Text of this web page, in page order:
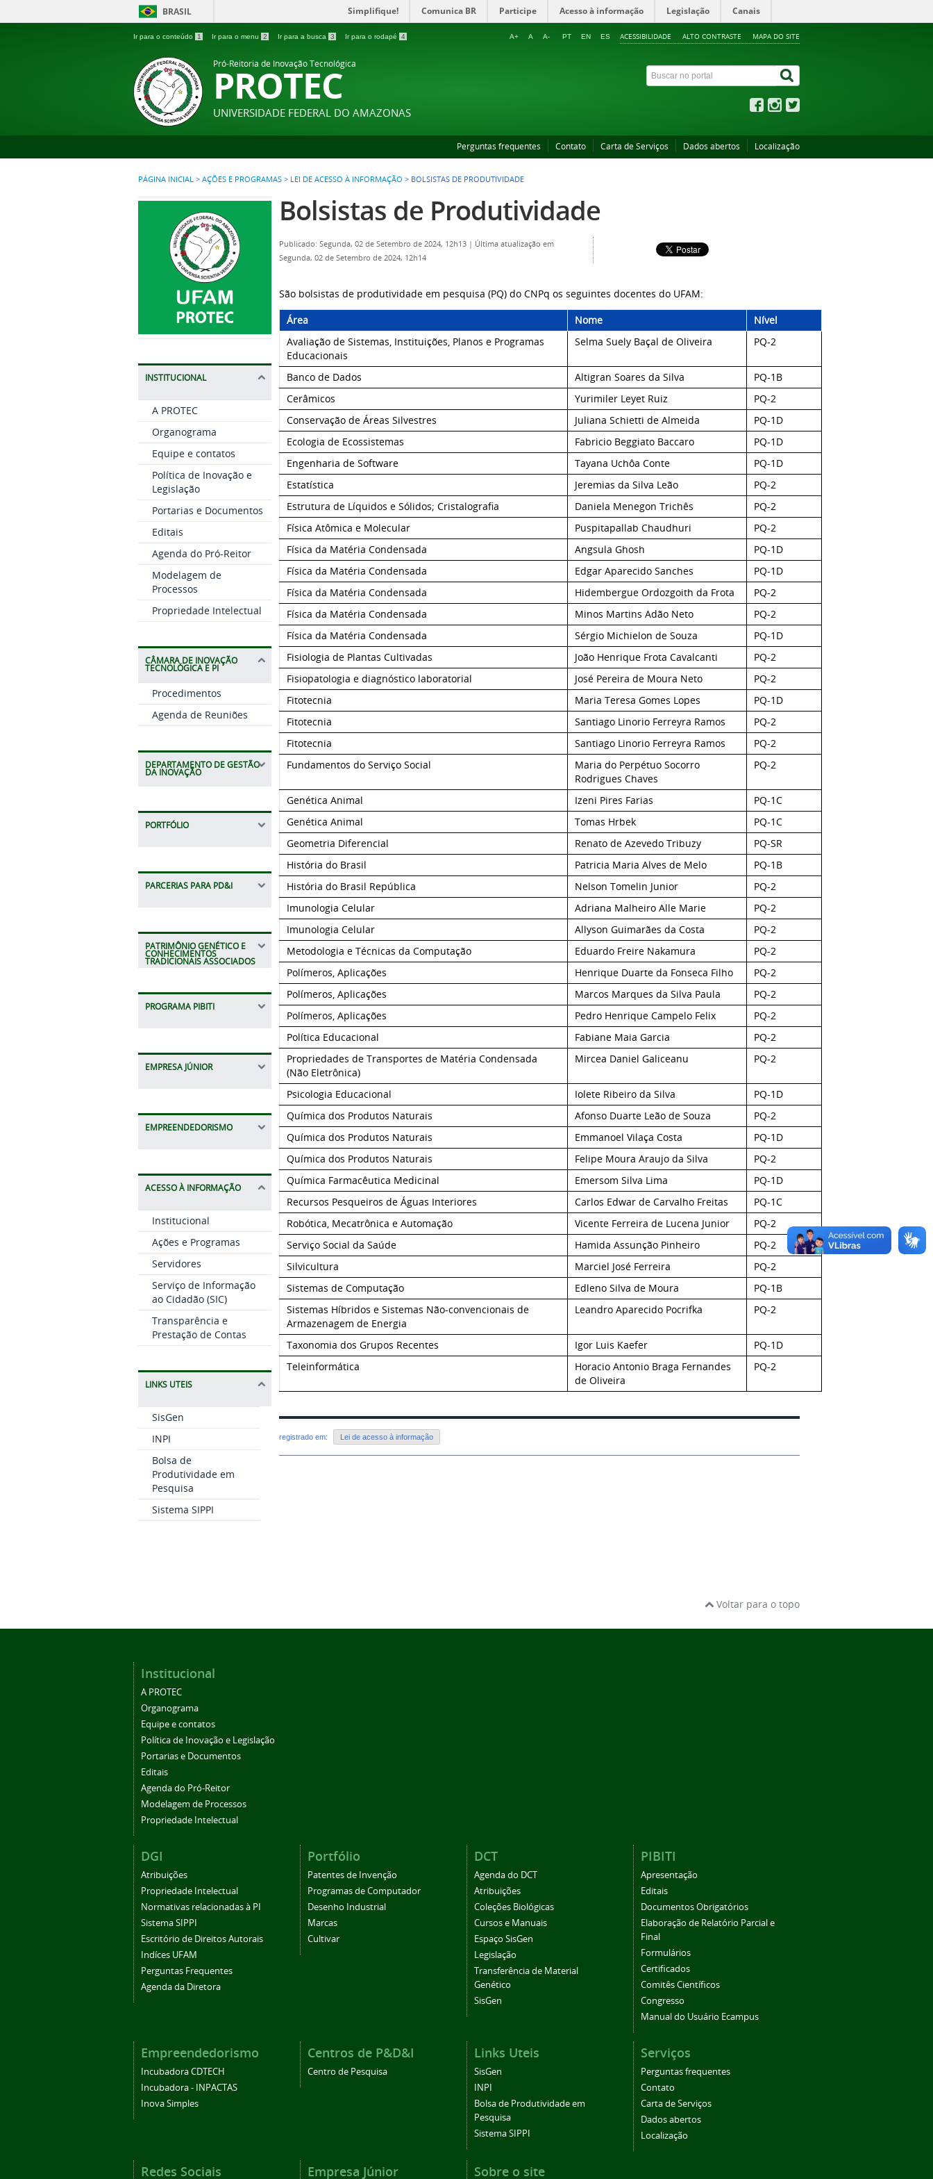
BRASIL Simplifique! Comunica BR Participe Acesso à informação Legislação Canais
Ir para o conteúdo 1 Ir para o menu 2 Ir para a busca 3 Ir para o rodapé 4 ACESSIBILIDADE ALTO CONTRASTE MAPA DO SITE
A+ A A- PT EN ES
Pró-Reitoria de Inovação Tecnológica
PROTEC
UNIVERSIDADE FEDERAL DO AMAZONAS
Perguntas frequentes Contato Carta de Serviços Dados abertos Localização
PÁGINA INICIAL > AÇÕES E PROGRAMAS > LEI DE ACESSO À INFORMAÇÃO > BOLSISTAS DE PRODUTIVIDADE
INSTITUCIONAL
A PROTEC
Organograma
Equipe e contatos
Política de Inovação e
Legislação
Portarias e Documentos
Editais
Agenda do Pró-Reitor
Modelagem de
Processos
Propriedade Intelectual
CÂMARA DE INOVAÇÃO
TECNOLÓGICA E PI
Procedimentos
Agenda de Reuniões
DEPARTAMENTO DE GESTÃO
DA INOVAÇÃO
PORTFÓLIO
PARCERIAS PARA PD&I
PATRIMÔNIO GENÉTICO E
CONHECIMENTOS
TRADICIONAIS ASSOCIADOS
PROGRAMA PIBITI
EMPRESA JÚNIOR
EMPREENDEDORISMO
ACESSO À INFORMAÇÃO
Institucional
Ações e Programas
Servidores
Serviço de Informação
ao Cidadão (SIC)
Transparência e
Prestação de Contas
LINKS UTEIS
SisGen
INPI
Bolsa de
Produtividade em
Pesquisa
Sistema SIPPI
Bolsistas de Produtividade
Publicado: Segunda, 02 de Setembro de 2024, 12h13 | Última atualização em
Segunda, 02 de Setembro de 2024, 12h14
São bolsistas de produtividade em pesquisa (PQ) do CNPq os seguintes docentes do UFAM:
Área
Nome
Nível
Avaliação de Sistemas, Instituições, Planos e Programas
Educacionais
Selma Suely Baçal de Oliveira PQ-2
Banco de Dados Altigran Soares da Silva
PQ-1B
Cerâmicos
Yurimiler Leyet Ruiz
PQ-2
Conservação de Áreas Silvestres
Juliana Schietti de Almeida
PQ-1D
Ecologia de Ecossistemas
Fabricio Beggiato Baccaro
PQ-1D
Engenharia de Software
Tayana Uchôa Conte
PQ-1D
Estatística
Jeremias da Silva Leão
PQ-2
Estrutura de Líquidos e Sólidos; Cristalografia
Daniela Menegon Trichês
PQ-2
Física Atômica e Molecular
Puspitapallab Chaudhuri
PQ-2
Física da Matéria Condensada
Angsula Ghosh
PQ-1D
Física da Matéria Condensada
Edgar Aparecido Sanches
PQ-1D
Física da Matéria Condensada
Hidembergue Ordozgoith da Frota
PQ-2
Física da Matéria Condensada
Minos Martins Adão Neto
PQ-2
Física da Matéria Condensada
Sérgio Michielon de Souza
PQ-1D
Fisiologia de Plantas Cultivadas
João Henrique Frota Cavalcanti
PQ-2
Fisiopatologia e diagnóstico laboratorial
José Pereira de Moura Neto
PQ-2
Fitotecnia
Maria Teresa Gomes Lopes
PQ-1D
Fitotecnia
Santiago Linorio Ferreyra Ramos
PQ-2
Fitotecnia
Santiago Linorio Ferreyra Ramos
PQ-2
Fundamentos do Serviço Social
Maria do Perpétuo Socorro
Rodrigues Chaves
PQ-2
Genética Animal Izeni Pires Farias
PQ-1C
Genética Animal
Tomas Hrbek
PQ-1C
Geometria Diferencial
Renato de Azevedo Tribuzy
PQ-SR
História do Brasil
Patricia Maria Alves de Melo
PQ-1B
História do Brasil República
Nelson Tomelin Junior
PQ-2
Imunologia Celular
Adriana Malheiro Alle Marie
PQ-2
Imunologia Celular
Allyson Guimarães da Costa
PQ-2
Metodologia e Técnicas da Computação
Eduardo Freire Nakamura
PQ-2
Polímeros, Aplicações
Henrique Duarte da Fonseca Filho
PQ-2
Polímeros, Aplicações
Marcos Marques da Silva Paula
PQ-2
Polímeros, Aplicações
Pedro Henrique Campelo Felix
PQ-2
Política Educacional
Fabiane Maia Garcia
PQ-2
Propriedades de Transportes de Matéria Condensada
(Não Eletrônica)
Mircea Daniel Galiceanu PQ-2
Psicologia Educacional Iolete Ribeiro da Silva
PQ-1D
Química dos Produtos Naturais
Afonso Duarte Leão de Souza
PQ-2
Química dos Produtos Naturais
Emmanoel Vilaça Costa
PQ-1D
Química dos Produtos Naturais
Felipe Moura Araujo da Silva
PQ-2
Química Farmacêutica Medicinal
Emersom Silva Lima
PQ-1D
Recursos Pesqueiros de Águas Interiores
Carlos Edwar de Carvalho Freitas
PQ-1C
Robótica, Mecatrônica e Automação
Vicente Ferreira de Lucena Junior
PQ-2
Serviço Social da Saúde
Hamida Assunção Pinheiro
PQ-2
Silvicultura
Marciel José Ferreira
PQ-2
Sistemas de Computação
Edleno Silva de Moura
PQ-1B
Sistemas Híbridos e Sistemas Não-convencionais de
Armazenagem de Energia
Leandro Aparecido Pocrifka PQ-2
Taxonomia dos Grupos Recentes Igor Luis Kaefer
PQ-1D
Teleinformática
Horacio Antonio Braga Fernandes
de Oliveira
PQ-2
registrado em: Lei de acesso à informação
Voltar para o topo
Institucional
A PROTEC
Organograma
Equipe e contatos
Política de Inovação e Legislação
Portarias e Documentos
Editais
Agenda do Pró-Reitor
Modelagem de Processos
Propriedade Intelectual
DGI
Atribuições
Propriedade Intelectual
Normativas relacionadas à PI
Sistema SIPPI
Escritório de Direitos Autorais
Indíces UFAM
Perguntas Frequentes
Agenda da Diretora
Portfólio
Patentes de Invenção
Programas de Computador
Desenho Industrial
Marcas
Cultivar
DCT
Agenda do DCT
Atribuições
Coleções Biológicas
Cursos e Manuais
Espaço SisGen
Legislação
Transferência de Material
Genético
SisGen
PIBITI
Apresentação
Editais
Documentos Obrigatórios
Elaboração de Relatório Parcial e
Final
Formulários
Certificados
Comitês Científicos
Congresso
Manual do Usuário Ecampus
Empreendedorismo
Incubadora CDTECH
Incubadora - INPACTAS
Inova Simples
Centros de P&D&I
Centro de Pesquisa
Links Uteis
SisGen
INPI
Bolsa de Produtividade em
Pesquisa
Sistema SIPPI
Serviços
Perguntas frequentes
Contato
Carta de Serviços
Dados abertos
Localização
Redes Sociais Empresa Júnior Sobre o site